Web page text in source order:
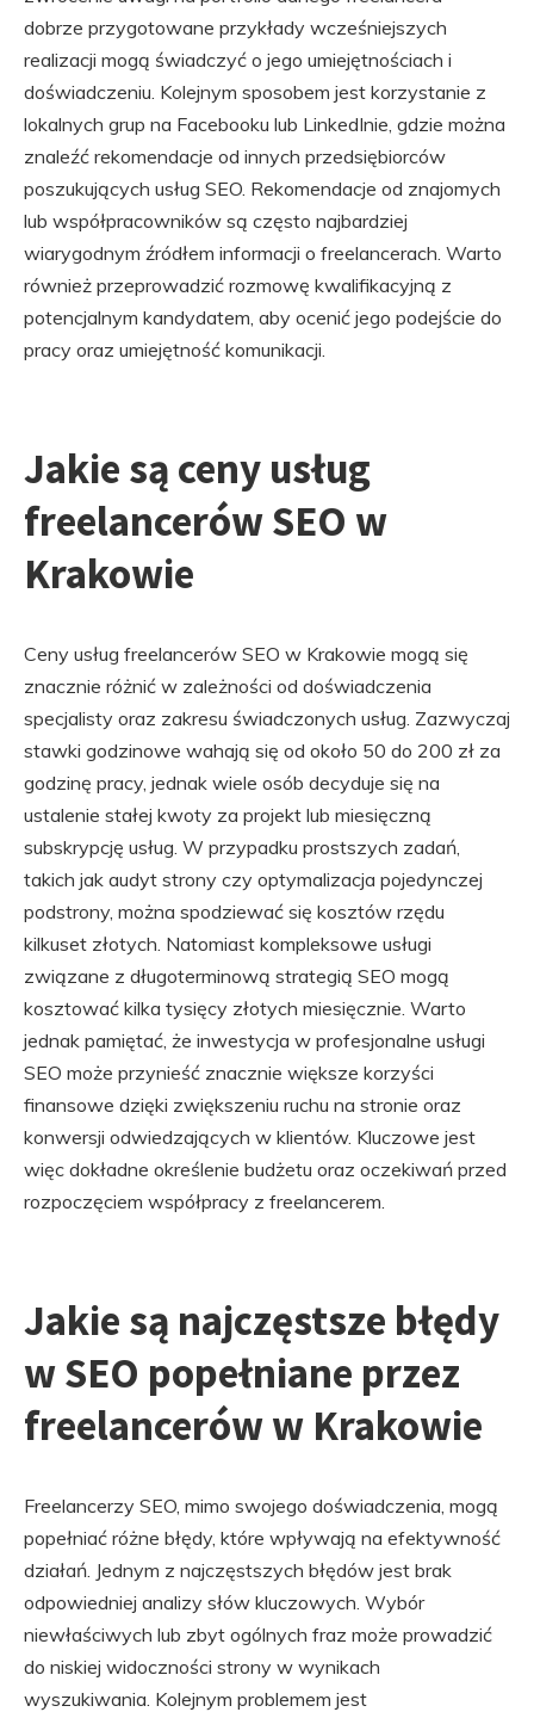
dobrze przygotowane przykłady wcześniejszych
realizacji mogą świadczyć o jego umiejętnościach i
doświadczeniu. Kolejnym sposobem jest korzystanie z
lokalnych grup na Facebooku lub LinkedInie, gdzie można
znaleźć rekomendacje od innych przedsiębiorców
poszukujących usług SEO. Rekomendacje od znajomych
lub współpracowników są często najbardziej
wiarygodnym źródłem informacji o freelancerach. Warto
również przeprowadzić rozmowę kwalifikacyjną z
potencjalnym kandydatem, aby ocenić jego podejście do
pracy oraz umiejętność komunikacji.
Jakie są ceny usług
freelancerów SEO w
Krakowie
Ceny usług freelancerów SEO w Krakowie mogą się
znacznie różnić w zależności od doświadczenia
specjalisty oraz zakresu świadczonych usług. Zazwyczaj
stawki godzinowe wahają się od około 50 do 200 zł za
godzinę pracy, jednak wiele osób decyduje się na
ustalenie stałej kwoty za projekt lub miesięczną
subskrypcję usług. W przypadku prostszych zadań,
takich jak audyt strony czy optymalizacja pojedynczej
podstrony, można spodziewać się kosztów rzędu
kilkuset złotych. Natomiast kompleksowe usługi
związane z długoterminową strategią SEO mogą
kosztować kilka tysięcy złotych miesięcznie. Warto
jednak pamiętać, że inwestycja w profesjonalne usługi
SEO może przynieść znacznie większe korzyści
finansowe dzięki zwiększeniu ruchu na stronie oraz
konwersji odwiedzających w klientów. Kluczowe jest
więc dokładne określenie budżetu oraz oczekiwań przed
rozpoczęciem współpracy z freelancerem.
Jakie są najczęstsze błędy
w SEO popełniane przez
freelancerów w Krakowie
Freelancerzy SEO, mimo swojego doświadczenia, mogą
popełniać różne błędy, które wpływają na efektywność
działań. Jednym z najczęstszych błędów jest brak
odpowiedniej analizy słów kluczowych. Wybór
niewłaściwych lub zbyt ogólnych fraz może prowadzić
do niskiej widoczności strony w wynikach
wyszukiwania. Kolejnym problemem jest